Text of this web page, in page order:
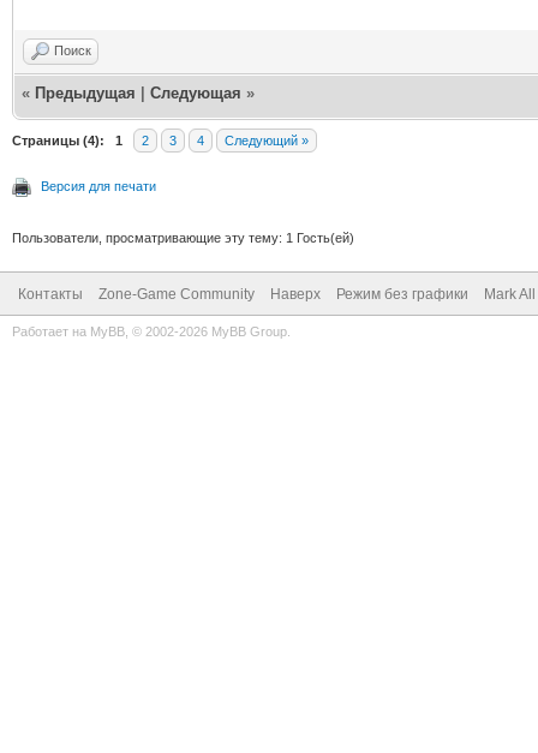
Поиск
« Предыдущая Следующая »
Страницы (4): 1 2 3 4 Следующий »
Версия для печати
Пользователи, просматривающие эту тему: 1 Гость(ей)
Контакты Zone-Game Community Наверх Режим без графики Mark
Работает на MyBB , © 2002-2026 MyBB Group